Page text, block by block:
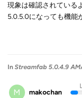
現象は確認されている
5.0.5.0になっても機能
In Streamfab 5.0.4.9
M makochan